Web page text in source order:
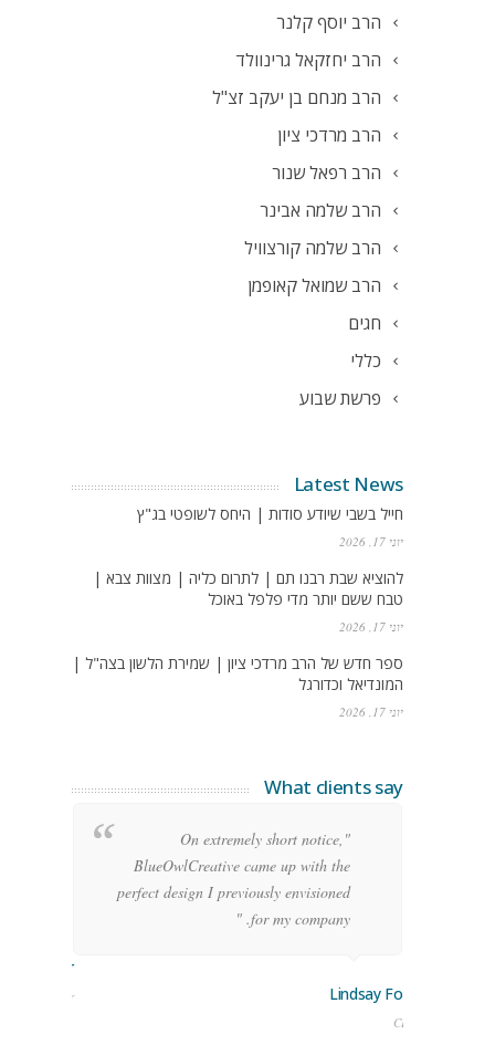
הרב יוסף קלנר
הרב יחזקאל גרינוולד
הרב מנחם בן יעקב זצ"ל
הרב מרדכי ציון
הרב רפאל שנור
הרב שלמה אבינר
הרב שלמה קורצוויל
הרב שמואל קאופמן
חגים
כללי
פרשת שבוע
Latest News
חייל בשבי שיודע סודות | היחס לשופטי בג"ץ
יוני 17, 2026
להוציא שבת רבנו תם | לתרום כליה | מצוות צבא |
טבח ששם יותר מדי פלפל באוכל
יוני 17, 2026
ספר חדש של הרב מרדכי ציון | שמירת הלשון בצה"ל |
המונדיאל וכדורגל
יוני 17, 2026
What clients say
"On extremely short notice,
BlueOwlCreative came up with the
perfect design I previously envisioned
for my company. "
Lindsay Ford
CEO
Stoner
Manager